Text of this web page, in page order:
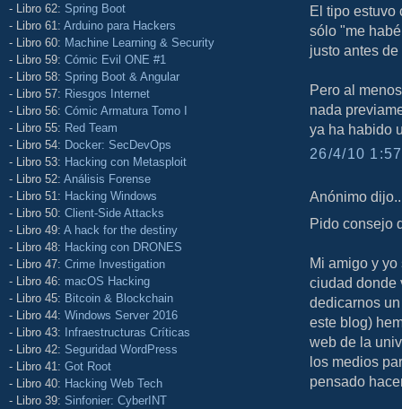
- Libro 62: Spring Boot
- Libro 61: Arduino para Hackers
- Libro 60: Machine Learning & Security
- Libro 59: Cómic Evil ONE #1
- Libro 58: Spring Boot & Angular
- Libro 57: Riesgos Internet
- Libro 56: Cómic Armatura Tomo I
- Libro 55: Red Team
- Libro 54: Docker: SecDevOps
- Libro 53: Hacking con Metasploit
- Libro 52: Análisis Forense
- Libro 51: Hacking Windows
- Libro 50: Client-Side Attacks
- Libro 49: A hack for the destiny
- Libro 48: Hacking con DRONES
- Libro 47: Crime Investigation
- Libro 46: macOS Hacking
- Libro 45: Bitcoin & Blockchain
- Libro 44: Windows Server 2016
- Libro 43: Infraestructuras Críticas
- Libro 42: Seguridad WordPress
- Libro 41: Got Root
- Libro 40: Hacking Web Tech
- Libro 39: Sinfonier: CyberINT
El tipo estuvo
sólo "me
justo antes
Pero al
nada
ya ha habido
26/4/10
Anónimo
Pido consejo
Mi amigo y
ciudad donde
dedicarnos
este blog)
web de la
los medios
pensado